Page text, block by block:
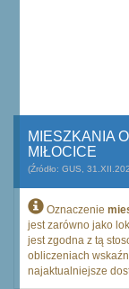
MIESZKANIA
MIŁOCICE
(Źródło: GUS,
Oznaczenie
jest zarówno jako
jest zgodna z tą
obliczeniach
najaktualniejsze